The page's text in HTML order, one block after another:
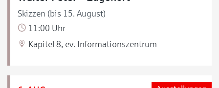
Skizzen (bis 15. August)
11:00 Uhr
Kapitel 8, ev. Informationszentrum